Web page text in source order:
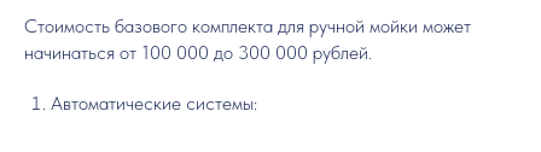
Стоимость базового комплекта для ручной мойки может
начинаться от 100 000 до 300 000 рублей.
Автоматические системы: